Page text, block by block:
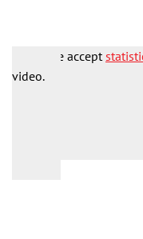
Please accept
video.